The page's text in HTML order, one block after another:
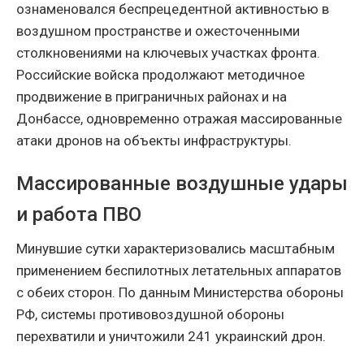
ознаменовался беспрецедентной активностью в
воздушном пространстве и ожесточенными
столкновениями на ключевых участках фронта.
Российские войска продолжают методичное
продвижение в приграничных районах и на
Донбассе, одновременно отражая массированные
атаки дронов на объекты инфраструктуры.
Массированные воздушные удары
и работа ПВО
Минувшие сутки характеризовались масштабным
применением беспилотных летательных аппаратов
с обеих сторон. По данным Министерства обороны
РФ, системы противовоздушной обороны
перехватили и уничтожили 241 украинский дрон.